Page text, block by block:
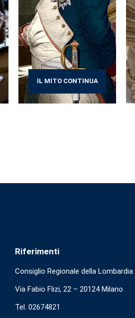
IL MITO CONTINUA
Riferimenti
Consiglio Regionale della Lombardia
Via Fabio Flizi, 22 – 20124 Milano
Tel. 02674821